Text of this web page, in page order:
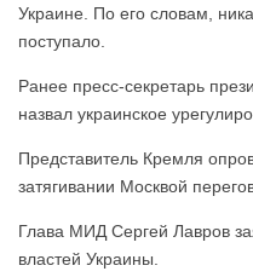
Украине. По его словам,
поступало.
Ранее пресс-секретарь
назвал украинское
Представитель Кремля
затягивании Москвой
Глава МИД Сергей Лавров
властей Украины.